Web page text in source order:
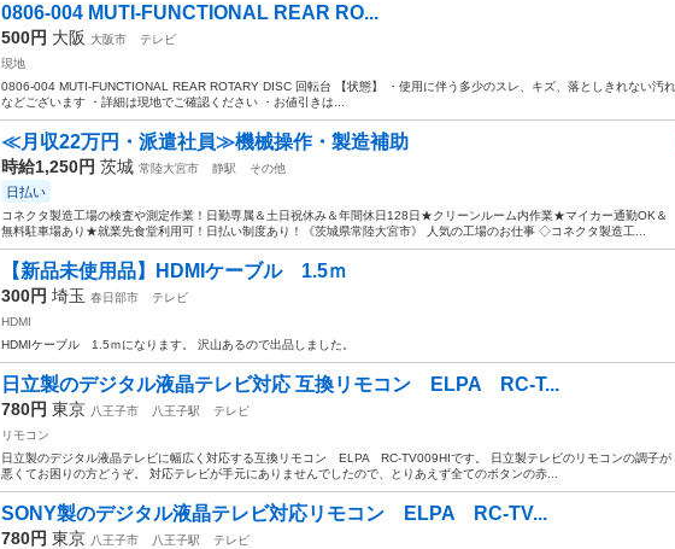
0806-004 MUTI-FUNCTIONAL REAR RO...
500円 大阪 大阪市
テレビ
現地
0806-004 MUTI-FUNCTIONAL REAR ROTARY DISC 回転台 【状態】 ・使用に伴う多少のスレ、キズ、落としきれない汚れ
などございます ・詳細は現地でご確認ください ・お値引きは...
≪月収22万円・派遣社員≫機械操作・製造補助
時給1,250円 茨城 常陸大宮市 静駅 その他
日払い
コネクタ製造工場の検査や測定作業！日勤専属＆土日祝休み＆年間休日128日★クリーンルーム内作業★マイカー通勤OK＆
無料駐車場あり★就業先食堂利用可！日払い制度あり！《茨城県常陸大宮市》 人気の工場のお仕事 ◇コネクタ製造工...
【新品未使用品】HDMIケーブル 1.5ｍ
300円 埼玉 春日部市
テレビ
HDMI
HDMIケーブル 1.5ｍになります。 沢山あるので出品しました。
日立製のデジタル液晶テレビ対応 互換リモコン ELPA RC-T...
780円 東京 八王子市 八王子駅
テレビ
リモコン
日立製のデジタル液晶テレビに幅広く対応する互換リモコン ELPA RC-TV009HIです。 日立製テレビのリモコンの調子が
悪くてお困りの方どうぞ。 対応テレビが手元にありませんでしたので、とりあえず全てのボタンの赤...
SONY製のデジタル液晶テレビ対応リモコン ELPA RC-TV...
780円 東京 八王子市 八王子駅
テレビ